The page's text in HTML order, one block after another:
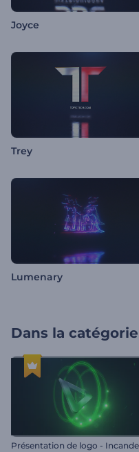
Joyce
Trey
Lumenary
Dans la catégorie